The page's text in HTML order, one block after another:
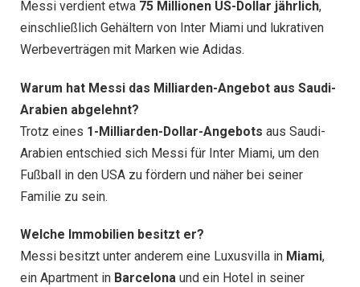
Messi verdient etwa 75 Millionen US-Dollar jährlich,
einschließlich Gehältern von Inter Miami und lukrativen
Werbeverträgen mit Marken wie Adidas.
Warum hat Messi das Milliarden-Angebot aus Saudi-
Arabien abgelehnt?
Trotz eines 1-Milliarden-Dollar-Angebots aus Saudi-
Arabien entschied sich Messi für Inter Miami, um den
Fußball in den USA zu fördern und näher bei seiner
Familie zu sein.
Welche Immobilien besitzt er?
Messi besitzt unter anderem eine Luxusvilla in Miami,
ein Apartment in Barcelona und ein Hotel in seiner